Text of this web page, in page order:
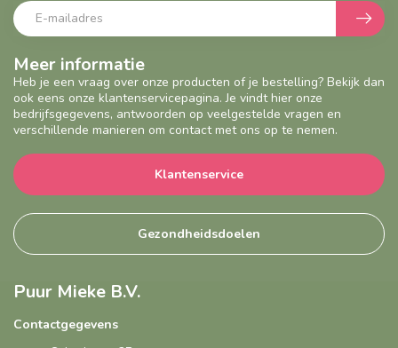
Meer informatie
Heb je een vraag over onze producten of je bestelling? Bekijk dan
ook eens onze klantenservicepagina. Je vindt hier onze
bedrijfsgegevens, antwoorden op veelgestelde vragen en
verschillende manieren om contact met ons op te nemen.
Klantenservice
Gezondheidsdoelen
Puur Mieke B.V.
Contactgegevens